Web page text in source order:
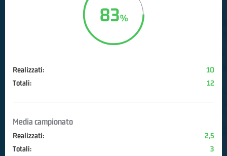
83
Realizzati:
10
Totali:
12
Media campionato
Realizzati:
2,5
Totali:
3